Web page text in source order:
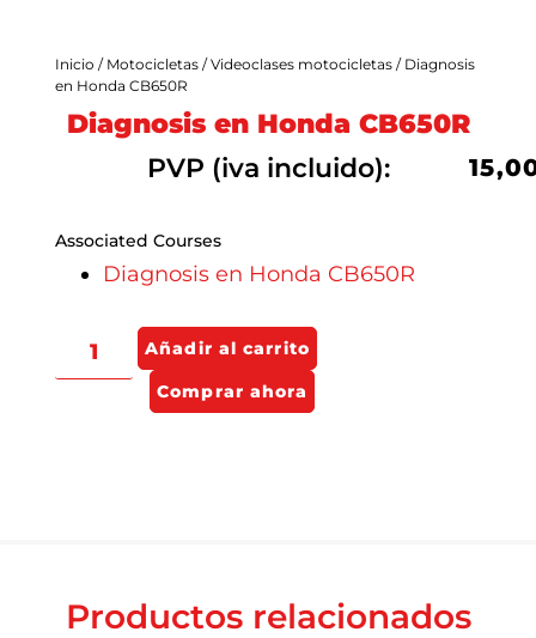
Inicio / Motocicletas/Videoclases motocicletas/ Diagnosis
en Honda CB650R
Diagnosis en Honda CB650R
PVP (iva incluido):
Associated Courses
Diagnosis en Honda CB650R
Añadir al carrito
Comprar ahora
Productos relacionados